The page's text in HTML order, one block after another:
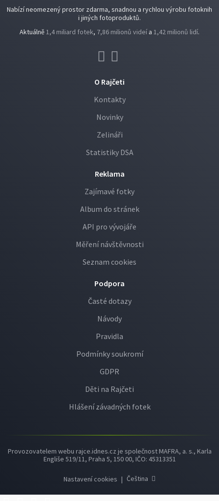
Nabízí neomezený prostor zdarma, snadnou a rychlou výrobu fotoknih
i jiných fotoproduktů.
Aktuálně1,4 miliard fotek, 7,86 milionů videí a 1,42 milionů lidí.
O Rajčeti
Kontakty
Novinky
Zelináři
Statistiky DSA
Reklama
Zajímavé fotky
Album do stránek
API pro vývojáře
Měření návštěvnosti
Seznam cookies
Podpora
Časté dotazy
Návody
Pravidla
Podmínky soukromí
GDPR
Děti na Rajčeti
Hlášení závadných fotek
Provozovatelem webu rajce.idnes.cz je společnost MAFRA, a. s., Karla
Engliše 519/11, Praha 5, 150 00, IČO: 45313351
Nastavení cookies | Čeština